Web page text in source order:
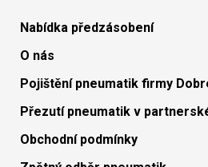
Nabídka předzásobení
O nás
Pojištění pneumatik firmy
Přezutí pneumatik v
Obchodní podmínky